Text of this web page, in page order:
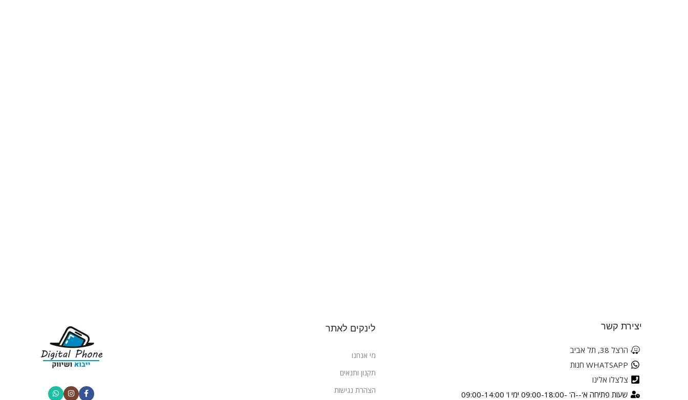
יצירת קשר
הרצל 38, תל אביב
WHATSAPP חנות
צלצלו אלינו
שעות פתיחה א'--ה' -09:00-18:00 ימי ו' 09:00-14:00
לינקים לאתר
מי אנחנו
תקנון ותנאים
הצהרת נגישות